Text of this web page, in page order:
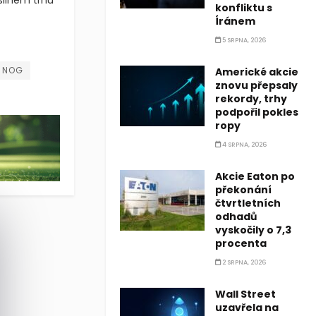
cenou 67 USD díky rostoucímu počtu aktivních
cenou 67 USD díky rostoucímu počtu aktivních
NOG
konfliktu s
Íránem
5 SRPNA, 2026
Americké akcie
znovu přepsaly
rekordy, trhy
podpořil pokles
ropy
4 SRPNA, 2026
Akcie Eaton po
překonání
čtvrtletních
odhadů
vyskočily o 7,3
procenta
2 SRPNA, 2026
Wall Street
uzavřela na